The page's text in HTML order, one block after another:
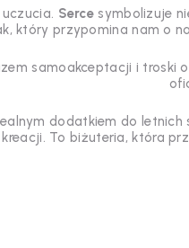
Serce symbolizuje
który przypomina nam o
samoakceptacji i troski
dodatkiem do letnich
To biżuteria, która